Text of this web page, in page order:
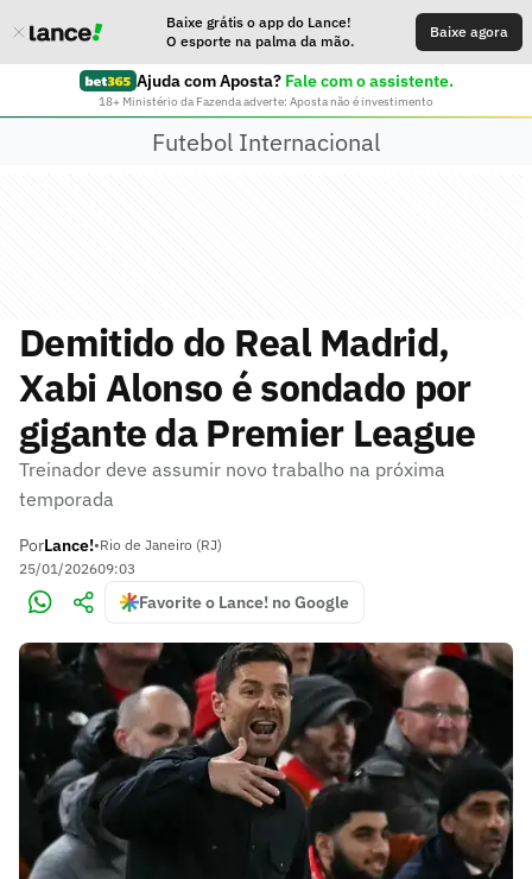
Baixe grátis o app do Lance!
O esporte na palma da mão.
Baixe agora
Ajuda com Aposta? Fale com o assistente.
18+ Ministério da Fazenda adverte: Aposta não é investimento
Futebol Internacional
Demitido do Real Madrid,
Xabi Alonso é sondado por
gigante da Premier League
Treinador deve assumir novo trabalho na próxima
temporada
PorLance!•Rio de Janeiro (RJ)
25/01/202609:03
Favorite o Lance! no Google